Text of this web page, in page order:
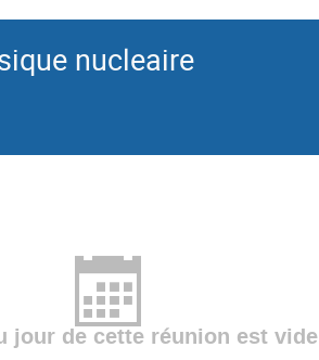
nucleaire
jour de cette réunion est vide